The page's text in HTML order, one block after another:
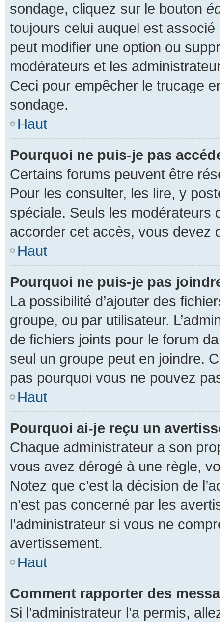
sondage, cliquez sur le bouton
toujours celui auquel est associé
peut modifier une option ou
modérateurs et les
Ceci pour empêcher le trucage
sondage.
Haut
Pourquoi ne puis-je pas
Certains forums peuvent être
Pour les consulter, les lire, y
spéciale. Seuls les modérateurs
accorder cet accès, vous devez
Haut
Pourquoi ne puis-je pas
La possibilité d’ajouter des
groupe, ou par utilisateur.
de fichiers joints pour le forum
seul un groupe peut en joindre.
pas pourquoi vous ne pouvez
Haut
Pourquoi ai-je reçu un
Chaque administrateur a son
vous avez dérogé à une règle,
Notez que c’est la décision de
n’est pas concerné par les
l’administrateur si vous ne
avertissement.
Haut
Comment rapporter des
Si l’administrateur l’a permis,